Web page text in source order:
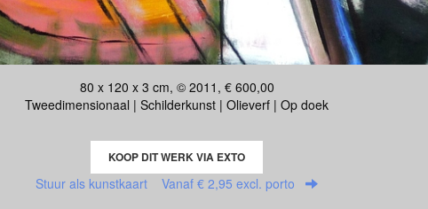
80 x 120 x 3 cm, © 2011, € 600,00
Tweedimensionaal | Schilderkunst | Olieverf | Op doek
KOOP DIT WERK VIA EXTO
Stuur als kunstkaart Vanaf € 2,95 excl. porto